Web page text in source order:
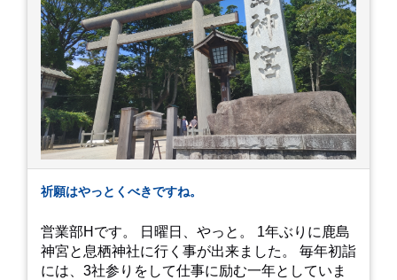
れは何個でも行けてしまう勢い、、！！！ 皆様も
静岡へ行く予定がありましたら是非とも召し上が
って見てください！予約は行っていないようなの
で、時と場合とタイミングと要相談で
す、、！！！
祈願はやっとくべきですね。
営業部Hです。 日曜日、やっと。 1年ぶりに鹿島
神宮と息栖神社に行く事が出来ました。 毎年初詣
には、3社参りをして仕事に励む一年としていま